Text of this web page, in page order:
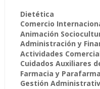
Dietética
Comercio
Animación
Administración y
Actividades
Cuidados Auxiliares
Farmacia y
Gestión